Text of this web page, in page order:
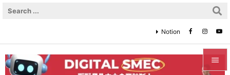

Notion